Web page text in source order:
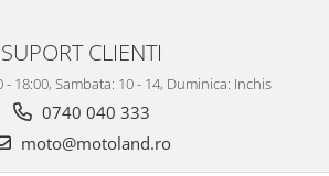
SUPORT CLIENTI
18:00, Sambata: 10 - 14, Duminica: Inchis
0740 040 333
moto@motoland.ro